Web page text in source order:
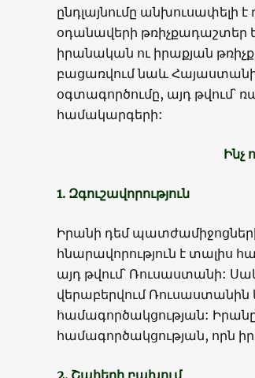
ընդլայնումը անխուսափելի
օդանավերի թռիչքադաշտեր
իրանական ու իրաքյան
բացառվում նաև
օգտագործումը, այդ թվում՝
համակարգերի:
Ինչ
1. Զգուշավորություն
Իրանի դեմ
հնարավորություն է տալիս
այդ թվում՝ Ռուսաստանի:
վերաբերվում Ռուսաստանին
համագործակցության:
համագործակցության, որն
2. Շահերի բախում